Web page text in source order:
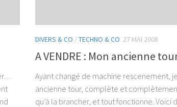
DIVERS & CO /TECHNO & CO 27 MAI 2008
A VENDRE : Mon ancienne
Ayant changé de machine rescenement,
ancienne tour, complète et
qu’à la brancher, et tout fonctionne. Voici